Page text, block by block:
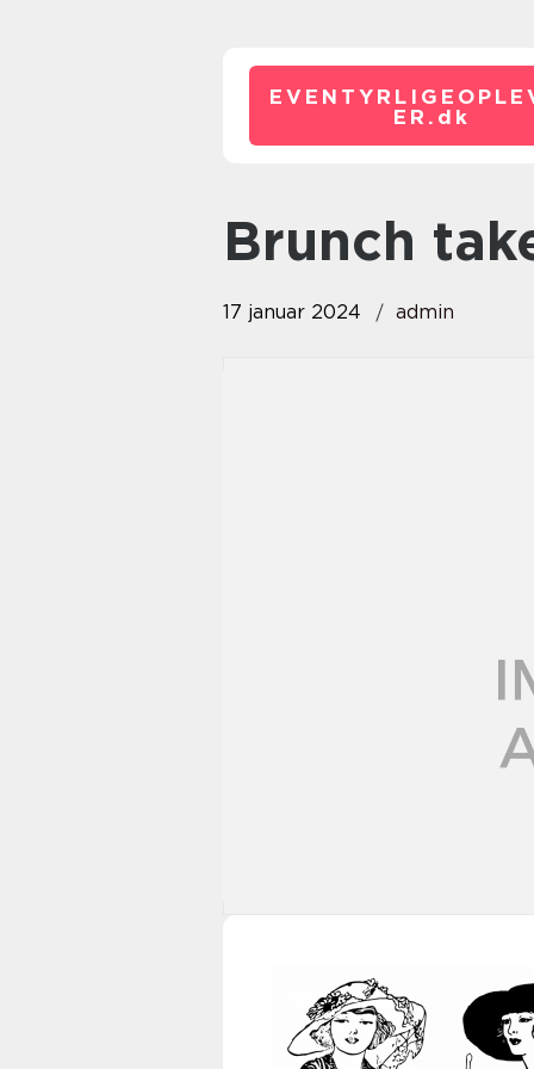
ER. dk
brunch
17 januar 2024 admin